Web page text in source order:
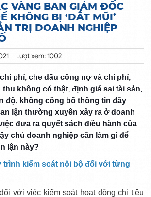
VÀNG BAN GIÁM ĐỐC
KHÔNG BỊ ‘DẮT MŨI’
TRỊ DOANH NGHIỆP
Lượt xem: 1002
phí, che dấu công nợ và chi phí,
không có thật, định giá sai tài sản,
độ, không công bố thông tin đầy
lận thường xuyên xảy ra ở doanh
đưa ra quyết sách điều hành của
chủ doanh nghiệp cần làm gì để
lận này?
trình kiểm soát nội bộ đối với từng
với việc kiểm soát hoạt động chi tiêu